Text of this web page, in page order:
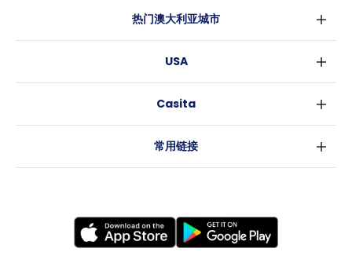
伦敦
爱丁堡
利兹
考文垂
莱斯特
热门澳大利亚城市
布里斯班
阿德莱德
USA
洛杉矶
Casita
常用链接